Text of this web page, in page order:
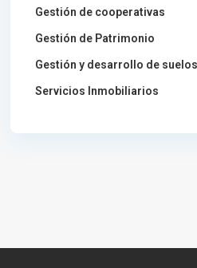
Gestión de cooperativas
Gestión de Patrimonio
Gestión y desarrollo de suelos
Servicios Inmobiliarios